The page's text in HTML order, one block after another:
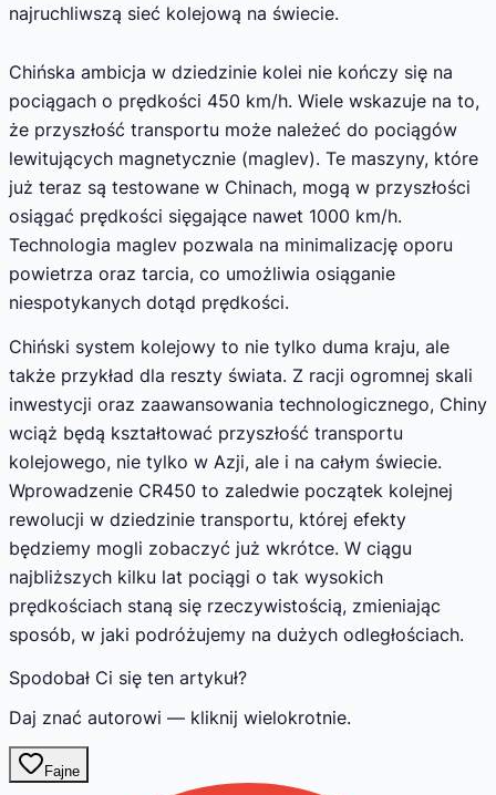
najruchliwszą sieć kolejową na świecie.
Chińska ambicja w dziedzinie kolei nie kończy się na
pociągach o prędkości 450 km/h. Wiele wskazuje na to,
że przyszłość transportu może należeć do pociągów
lewitujących magnetycznie (maglev). Te maszyny, które
już teraz są testowane w Chinach, mogą w przyszłości
osiągać prędkości sięgające nawet 1000 km/h.
Technologia maglev pozwala na minimalizację oporu
powietrza oraz tarcia, co umożliwia osiąganie
niespotykanych dotąd prędkości.
Chiński system kolejowy to nie tylko duma kraju, ale
także przykład dla reszty świata. Z racji ogromnej skali
inwestycji oraz zaawansowania technologicznego, Chiny
wciąż będą kształtować przyszłość transportu
kolejowego, nie tylko w Azji, ale i na całym świecie.
Wprowadzenie CR450 to zaledwie początek kolejnej
rewolucji w dziedzinie transportu, której efekty
będziemy mogli zobaczyć już wkrótce. W ciągu
najbliższych kilku lat pociągi o tak wysokich
prędkościach staną się rzeczywistością, zmieniając
sposób, w jaki podróżujemy na dużych odległościach.
Spodobał Ci się ten artykuł?
Daj znać autorowi — kliknij wielokrotnie.
Fajne